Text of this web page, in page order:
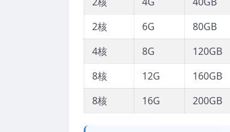
2核
6G 80GB
4核
8G 120GB
8核
12G 160GB
8核
16G 200GB